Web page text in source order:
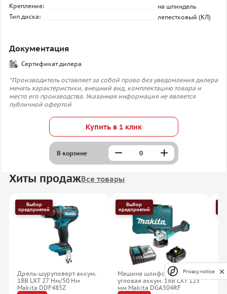
Крепление:
на шпиндель
Тип диска:
лепестковый (КЛ)
Документация
Сертификат дилера
*Производитель оставляет за собой право без уведомления дилера
менять характеристики, внешний вид, комплектацию товара и
место его производства. Указанная информация не является
публичной офертой
Купить в 1 клик
В корзине
Хиты продажВсе товары
Выбор
предприятий
Дрель-шуруповерт аккум.
18В LXT 27 Нм/50 Нм
Makita DDF485Z
Выбор
предприятий
Машина шлифовальная
угловая аккум. 18В LXT 125
мм Makita DGA504RF
Privacy notice